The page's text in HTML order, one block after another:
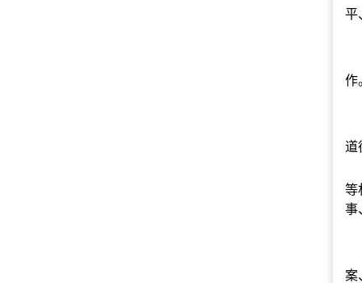
平
作
道
等
事
案